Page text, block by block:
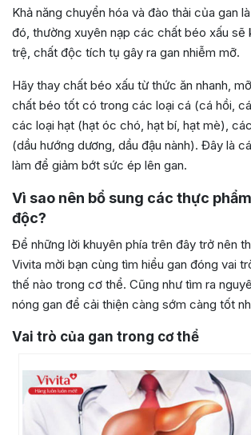
Khả năng chuyển hóa và đào thải của gan
đó, thường xuyên nạp các chất béo xấu sẽ
trệ, chất độc tích tụ gây ra gan nhiễm mỡ.
Hãy thay chất béo xấu từ thức ăn nhanh,
chất béo tốt có trong các loại cá (cá hồi,
các loại hạt (hạt óc chó, hạt bí, hạt mè),
(dầu hướng dương, dầu đậu nành). Đây là
làm để giảm bớt sức ép lên gan.
Vì sao nên bổ sung các thực
độc?
Để những lời khuyên phía trên đây trở nên
Vivita mời bạn cùng tìm hiểu gan đóng vai
thế nào trong cơ thể. Cũng như tìm ra
nóng gan để cải thiện càng sớm càng tốt
Vai trò của gan trong cơ thể